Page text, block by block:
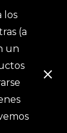
los
(a
un